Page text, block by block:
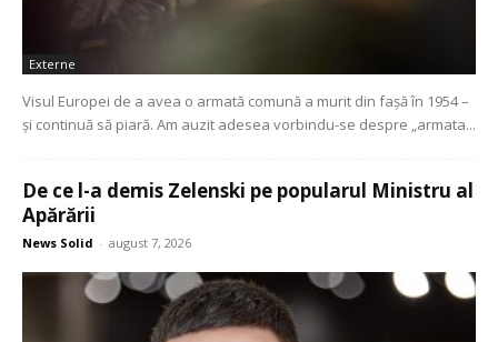
Externe
Visul Europei de a avea o armată comună a murit din fașă în 1954 –
și continuă să piară. Am auzit adesea vorbindu-se despre „armata...
De ce l-a demis Zelenski pe popularul Ministru al
Apărării
News Solid - august 7, 2026